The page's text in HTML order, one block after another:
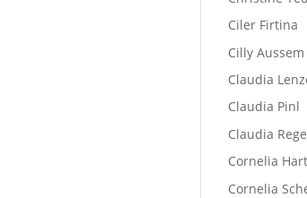
Ciler Firtina
Cilly Aussem
Claudia
Claudia Pinl
Claudia
Cornelia
Cornelia